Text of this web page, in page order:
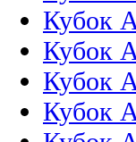
Кубок
Кубок
Кубок
Кубок